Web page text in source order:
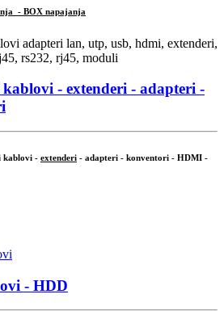
- BOX napajanja
kablovi - extenderi - adapteri -
kablovi - extenderi - adapteri - konventori - HDMI -
- HDD